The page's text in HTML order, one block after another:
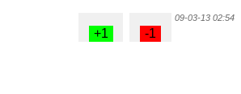
09-03-13 02:54